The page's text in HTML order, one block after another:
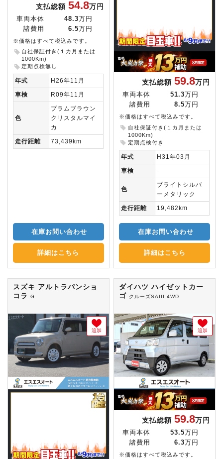
支払総額 54.8万円
車両本体 48.3万円
諸費用
6.5万円
※価格はすべて税込みです。
自社保証付き(１カ月または
1000Km)
定期点検無し
年式
H26年11月
車検
R09年11月
色
プラムブラウン
クリスタルマイ
カ
走行距離
73,439km
在庫お問い合わせ
詳細はこちら
支払総額 59.8万円
車両本体 51.3万円
諸費用
8.5万円
※価格はすべて税込みです。
自社保証付き(１カ月または
1000Km)
定期点検付き
年式
H31年03月
車検
-
色
ブライトシルバ
ーメタリック
走行距離
19,482km
在庫お問い合わせ
詳細はこちら
スズキ アルトラパンショ
コラ
G
追加
ダイハツ ハイゼットカー
ゴ クルーズSAIII 4WD
追加
支払総額 59.8万円
車両本体 53.5万円
諸費用
6.3万円
※価格はすべて税込みです。